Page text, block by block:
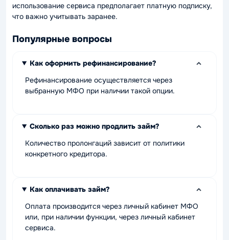
использование сервиса предполагает платную подписку,
что важно учитывать заранее.
Популярные вопросы
Как оформить рефинансирование?
Рефинансирование осуществляется через
выбранную МФО при наличии такой опции.
Сколько раз можно продлить займ?
Количество пролонгаций зависит от политики
конкретного кредитора.
Как оплачивать займ?
Оплата производится через личный кабинет МФО
или, при наличии функции, через личный кабинет
сервиса.